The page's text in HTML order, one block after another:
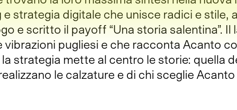
strategia digitale che unisce radici e stile,
e scritto il payoff “Una storia salentina”.
pugliesi e che racconta Acanto
strategia mette al centro le storie: quella
le calzature e di chi sceglie